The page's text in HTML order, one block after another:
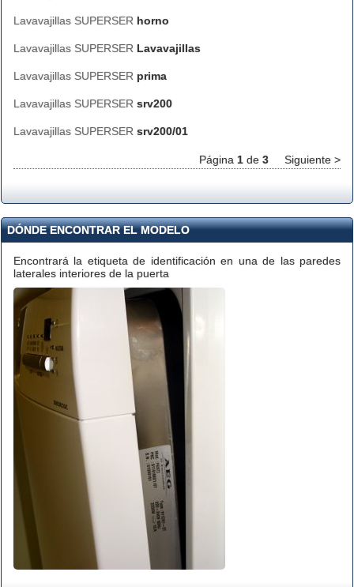
Lavavajillas SUPERSER horno
Lavavajillas SUPERSER Lavavajillas
Lavavajillas SUPERSER prima
Lavavajillas SUPERSER srv200
Lavavajillas SUPERSER srv200/01
Página 1 de 3 Siguiente >
DÓNDE ENCONTRAR EL MODELO
Encontrará la etiqueta de identificación en una de las paredes
laterales interiores de la puerta